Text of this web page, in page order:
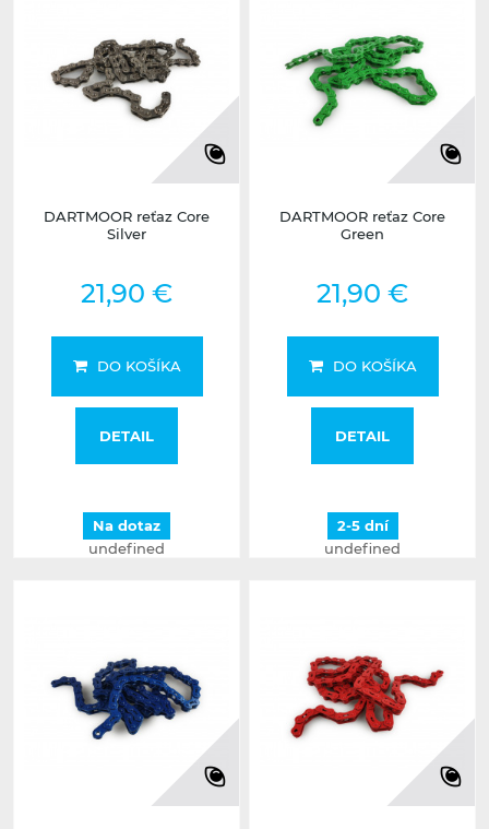
DARTMOOR reťaz Core
Silver
21,90 €
DO KOŠÍKA
DETAIL
Na dotaz
undefined
DARTMOOR reťaz Core
Green
21,90 €
DO KOŠÍKA
DETAIL
2-5 dní
undefined